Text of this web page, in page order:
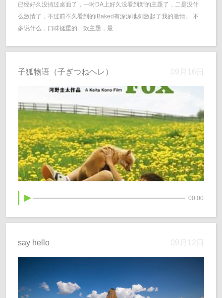
已经好久没搞过桌面了，一时DA上好久没看到新的主题了，二是没什
么激情了，不过前不久看到的iBaked有深深地刺激起了我的激情。 不
多说什么，口味挺重的一款主题，最...
子狐物语（子ぎつねヘレ） 09月16日
00:00
say hello 09月12日